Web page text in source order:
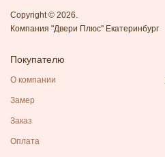
Copyright © 2026.
Компания "Двери Плюс" Екатеринбург
Покупателю
О компании
Замер
Заказ
Оплата